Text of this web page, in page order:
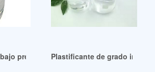
precio-Europa Agosto 2024 México
Plastificante de grado